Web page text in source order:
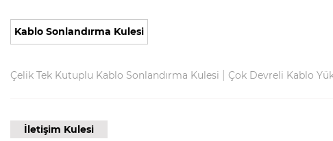
Kablo Sonlandırma Kulesi
Çelik Tek Kutuplu Kablo Sonlandırma Kulesi Çok Devreli Kablo
İletişim Kulesi